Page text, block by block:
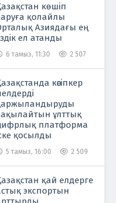
көшіп
қолайлы
Азиядағы ең
ел атанды
6 тамыз, 11:30 2 507
кәсіпкер
ұлттық
платформа
қосылды
5 тамыз, 16:00 2 509
қай елдерге
экспортын